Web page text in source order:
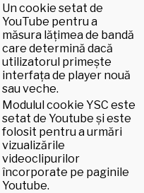
Un cookie setat de
YouTube pentru a
măsura lățimea de bandă
care determină dacă
utilizatorul primește
interfața de player nouă
sau veche.
Modulul cookie YSC este
setat de Youtube și este
folosit pentru a urmări
vizualizările
videoclipurilor
încorporate pe paginile
Youtube.